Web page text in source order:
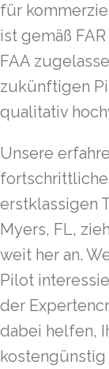
für
ist gemäß
FAA
zukünftigen
qualitativ
Unsere
erstklassigen
Myers, FL,
weit her an.
Pilot
der
dabei helfen,